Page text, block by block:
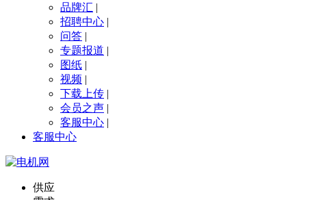
品牌汇 |
招聘中心 |
问答 |
专题报道 |
图纸 |
视频 |
下载上传 |
会员之声 |
客服中心 |
客服中心
供应